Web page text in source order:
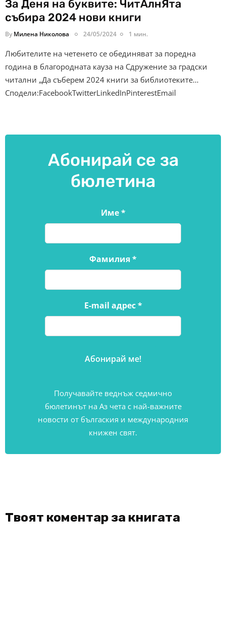
За Деня на буквите: ЧитAлнЯта
събира 2024 нови книги
By Милена Николова 24/05/2024 1 мин.
Любителите на четенето се обединяват за поредна
година в благородната кауза на Сдружение за градски
читални „Да съберем 2024 книги за библиотеките…
Сподели:FacebookTwitterLinkedInPinterestEmail
Абонирай се за
бюлетина
Име*
Фамилия*
E-mail адрес*
Получавайте веднъж седмично
бюлетинът на Аз чета с най-важните
новости от бългаския и международния
книжен свят.
Твоят коментар за книгата